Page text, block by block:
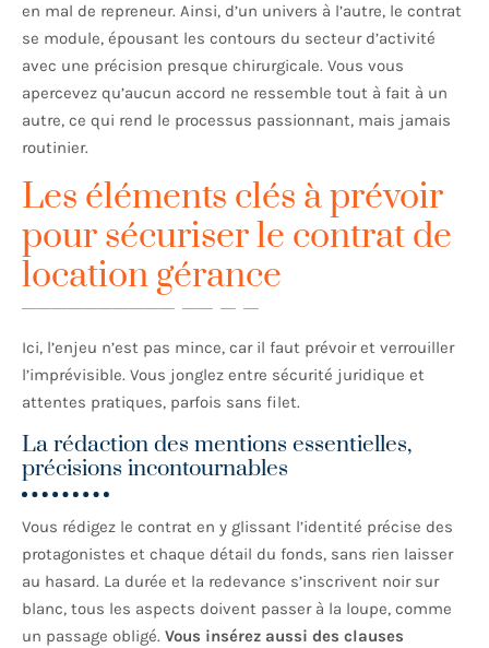
en mal de repreneur. Ainsi, d’un univers à l’autre, le contrat
se module, épousant les contours du secteur d’activité
avec une précision presque chirurgicale. Vous vous
apercevez qu’aucun accord ne ressemble tout à fait à un
autre, ce qui rend le processus passionnant, mais jamais
routinier.
Les éléments clés à prévoir
pour sécuriser le contrat de
location gérance
Ici, l’enjeu n’est pas mince, car il faut prévoir et verrouiller
l’imprévisible. Vous jonglez entre sécurité juridique et
attentes pratiques, parfois sans filet.
La rédaction des mentions essentielles,
précisions incontournables
Vous rédigez le contrat en y glissant l’identité précise des
protagonistes et chaque détail du fonds, sans rien laisser
au hasard. La durée et la redevance s’inscrivent noir sur
blanc, tous les aspects doivent passer à la loupe, comme
un passage obligé. Vous insérez aussi des clauses